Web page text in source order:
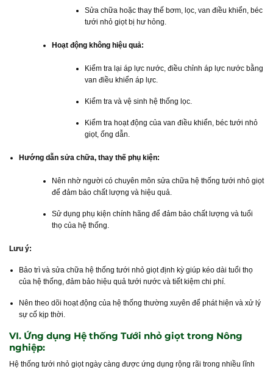
Sửa chữa hoặc thay thế bơm, lọc, van điều khiển, béc
tưới nhỏ giọt bị hư hỏng.
Hoạt động không hiệu quả:
Kiểm tra lại áp lực nước, điều chỉnh áp lực nước bằng
van điều khiển áp lực.
Kiểm tra và vệ sinh hệ thống lọc.
Kiểm tra hoạt động của van điều khiển, béc tưới nhỏ
giọt, ống dẫn.
Hướng dẫn sửa chữa, thay thế phụ kiện:
Nên nhờ người có chuyên môn sửa chữa hệ thống tưới nhỏ giọt
để đảm bảo chất lượng và hiệu quả.
Sử dụng phụ kiện chính hãng để đảm bảo chất lượng và tuổi
thọ của hệ thống.
Lưu ý:
Bảo trì và sửa chữa hệ thống tưới nhỏ giọt định kỳ giúp kéo dài tuổi thọ
của hệ thống, đảm bảo hiệu quả tưới nước và tiết kiệm chi phí.
Nên theo dõi hoạt động của hệ thống thường xuyên để phát hiện và xử lý
sự cố kịp thời.
VI. Ứng dụng Hệ thống Tưới nhỏ giọt trong Nông
nghiệp:
Hệ thống tưới nhỏ giọt ngày càng được ứng dụng rộng rãi trong nhiều lĩnh